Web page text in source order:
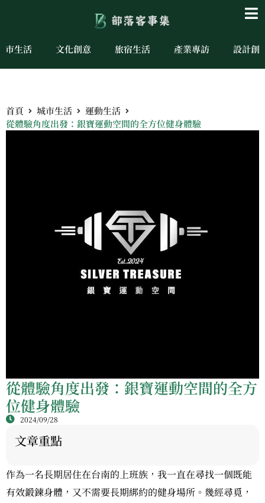
市生活 文化創意 旅宿生活 產業專訪 設計創
首頁 城市生活
運動生活
從體驗角度出發：銀寶運動空間的全方位健身體驗
從體驗角度出發：銀寶運動空間的全方
位健身體驗
2024/09/28
文章重點
作為一名長期居住在台南的上班族，我一直在尋找一個既能
有效鍛鍊身體，又不需要長期綁約的健身場所。幾經尋覓，